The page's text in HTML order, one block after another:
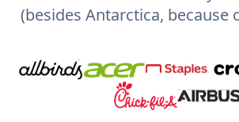
(besides Antarctica, because